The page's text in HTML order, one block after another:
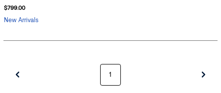
$799.00
New Arrivals
1